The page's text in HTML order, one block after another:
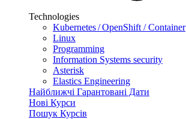
Technologies
Kubernetes / OpenShift / Container
Linux
Programming
Information Systems security
Asterisk
Elastics Engineering
Найближчі Гарантовані Дати
Нові Курси
Пошук Курсів